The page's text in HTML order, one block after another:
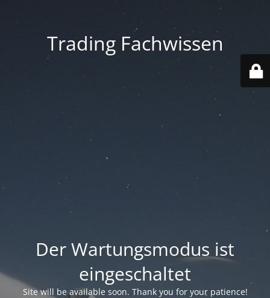
Trading Fachwissen
Der Wartungsmodus ist
eingeschaltet
Site will be available soon. Thank you for your patience!